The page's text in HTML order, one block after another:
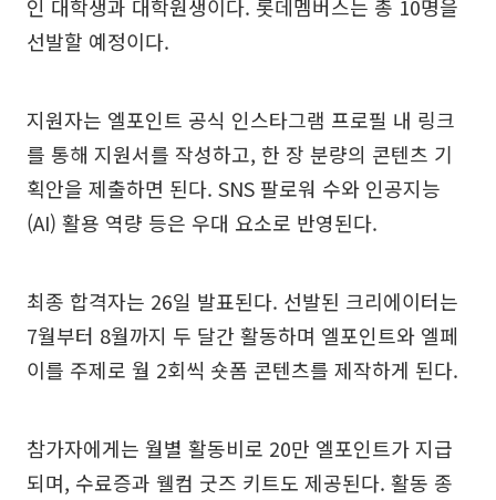
인 대학생과 대학원생이다. 롯데멤버스는 총 10명을
선발할 예정이다.
지원자는 엘포인트 공식 인스타그램 프로필 내 링크
를 통해 지원서를 작성하고, 한 장 분량의 콘텐츠 기
획안을 제출하면 된다. SNS 팔로워 수와 인공지능
(AI) 활용 역량 등은 우대 요소로 반영된다.
최종 합격자는 26일 발표된다. 선발된 크리에이터는
7월부터 8월까지 두 달간 활동하며 엘포인트와 엘페
이를 주제로 월 2회씩 숏폼 콘텐츠를 제작하게 된다.
참가자에게는 월별 활동비로 20만 엘포인트가 지급
되며, 수료증과 웰컴 굿즈 키트도 제공된다. 활동 종